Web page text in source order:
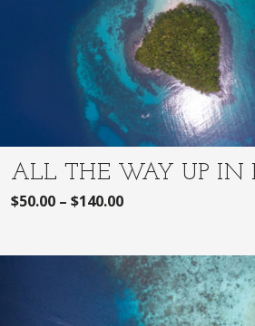
ALL THE WAY UP IN
$50.00 – $140.00